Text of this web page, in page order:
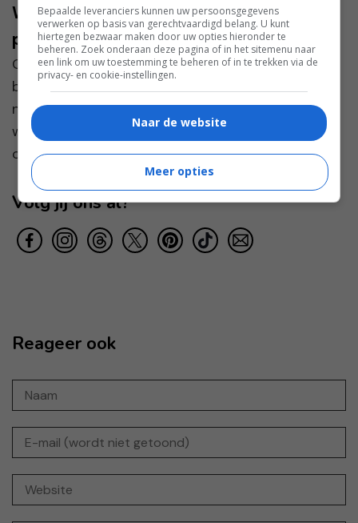
Waarom iedereen over Castor Olie
praat: Dé beauty-trend van dit moment
Castor olie is de laatste tijd een van de meest
besproken producten in de beautywereld. Het
natuurlijke olie-extract uit de zaden van de
wonderboom (Ricinus communis) staat bekend
om zijn veelzijdige ...
Volg jij ons al?
Reageer ook
Bepaalde leveranciers kunnen uw persoonsgegevens
verwerken op basis van gerechtvaardigd belang. U kunt
hiertegen bezwaar maken door uw opties hieronder te
beheren. Zoek onderaan deze pagina of in het sitemenu naar
een link om uw toestemming te beheren of in te trekken via de
privacy- en cookie-instellingen.
Naar de website
Meer opties